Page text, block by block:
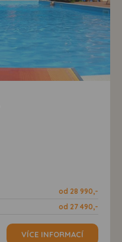
od 28 990,-
od 27 490,-
VÍCE INFORMACÍ